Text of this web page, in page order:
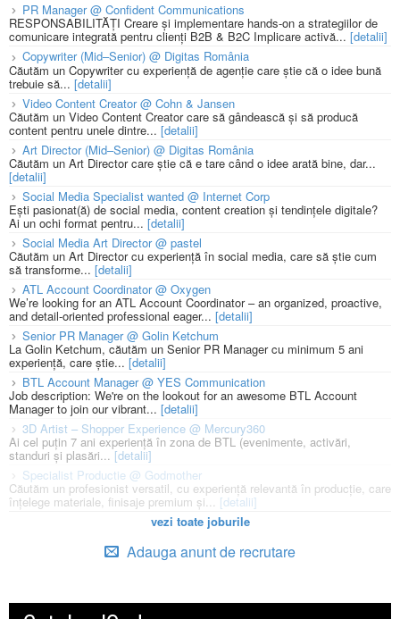
PR Manager @ Confident Communications
RESPONSABILITĂȚI Creare și implementare hands-on a strategiilor de
comunicare integrată pentru clienți B2B & B2C Implicare activă... [detalii]
Copywriter (Mid–Senior) @ Digitas România
Căutăm un Copywriter cu experiență de agenție care știe că o idee bună
trebuie să... [detalii]
Video Content Creator @ Cohn & Jansen
Căutăm un Video Content Creator care să gândească și să producă
content pentru unele dintre... [detalii]
Art Director (Mid–Senior) @ Digitas România
Căutăm un Art Director care știe că e tare când o idee arată bine, dar...
[detalii]
Social Media Specialist wanted @ Internet Corp
Ești pasionat(ă) de social media, content creation și tendințele digitale?
Ai un ochi format pentru... [detalii]
Social Media Art Director @ pastel
Căutăm un Art Director cu experiență în social media, care să știe cum
să transforme... [detalii]
ATL Account Coordinator @ Oxygen
We’re looking for an ATL Account Coordinator – an organized, proactive,
and detail-oriented professional eager... [detalii]
Senior PR Manager @ Golin Ketchum
La Golin Ketchum, căutăm un Senior PR Manager cu minimum 5 ani
experiență, care știe... [detalii]
BTL Account Manager @ YES Communication
Job description: We're on the lookout for an awesome BTL Account
Manager to join our vibrant... [detalii]
3D Artist – Shopper Experience @ Mercury360
Ai cel puțin 7 ani experiență în zona de BTL (evenimente, activări,
standuri și plasări... [detalii]
Specialist Productie @ Godmother
Căutăm un profesionist versatil, cu experiență relevantă în producție, care
înțelege materiale, finisaje premium și... [detalii]
vezi toate joburile
Adauga anunt de recrutare